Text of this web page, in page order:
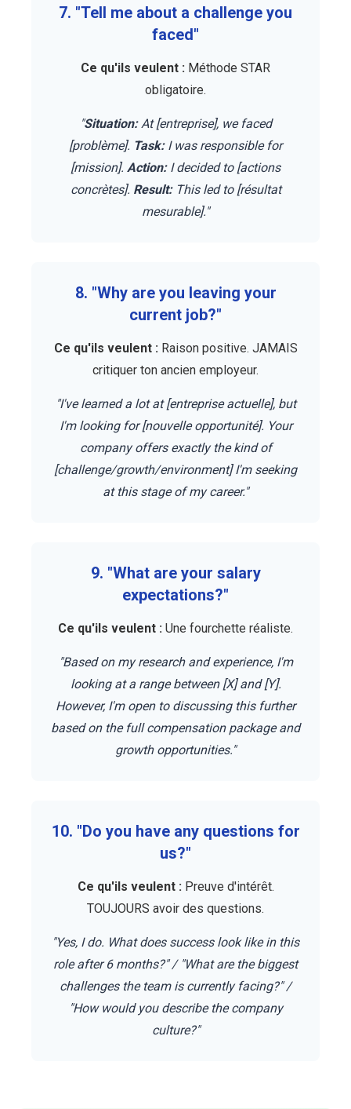
7. "Tell me about a challenge you
faced"
Ce qu'ils veulent : Méthode STAR
obligatoire.
"Situation:At [entreprise], we faced
[problème]. Task:I was responsible for
[mission]. Action:I decided to [actions
concrètes]. Result:This led to [résultat
mesurable]."
8. "Why are you leaving your
current job?"
Ce qu'ils veulent :Raison positive. JAMAIS
critiquer ton ancien employeur.
"I've learned a lot at [entreprise actuelle], but
I'm looking for [nouvelle opportunité]. Your
company offers exactly the kind of
[challenge/growth/environment] I'm seeking
at this stage of my career."
9. "What are your salary
expectations?"
Ce qu'ils veulent : Une fourchette réaliste.
"Based on my research and experience, I'm
looking at a range between [X] and [Y].
However, I'm open to discussing this further
based on the full compensation package and
growth opportunities."
10. "Do you have any questions for
us?"
Ce qu'ils veulent :Preuve d'intérêt.
TOUJOURS avoir des questions.
"Yes, I do. What does success look like in this
role after 6 months?" / "What are the biggest
challenges the team is currently facing?" /
"How would you describe the company
culture?"